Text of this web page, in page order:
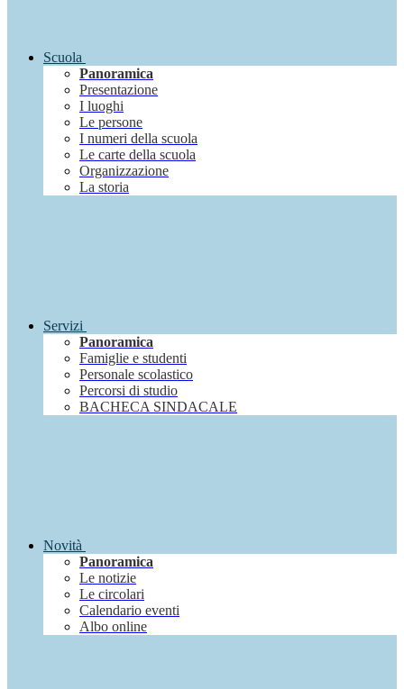
Scuola
Panoramica
Presentazione
I luoghi
Le persone
I numeri della scuola
Le carte della scuola
Organizzazione
La storia
Servizi
Panoramica
Famiglie e studenti
Personale scolastico
Percorsi di studio
BACHECA SINDACALE
Novità
Panoramica
Le notizie
Le circolari
Calendario eventi
Albo online